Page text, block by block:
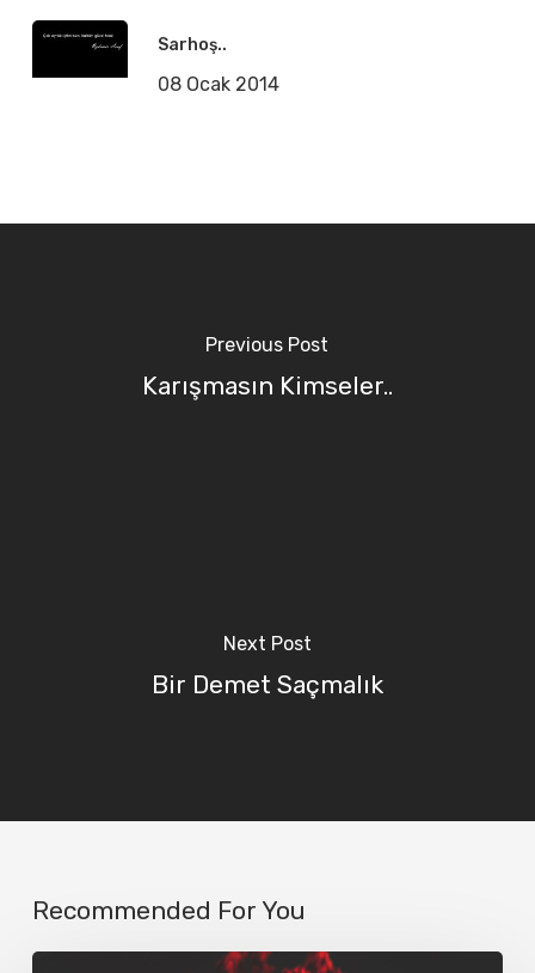
Sarhoş..
08 Ocak 2014
Previous Post
Karışmasın Kimseler..
Next Post
Bir Demet Saçmalık
Recommended For You